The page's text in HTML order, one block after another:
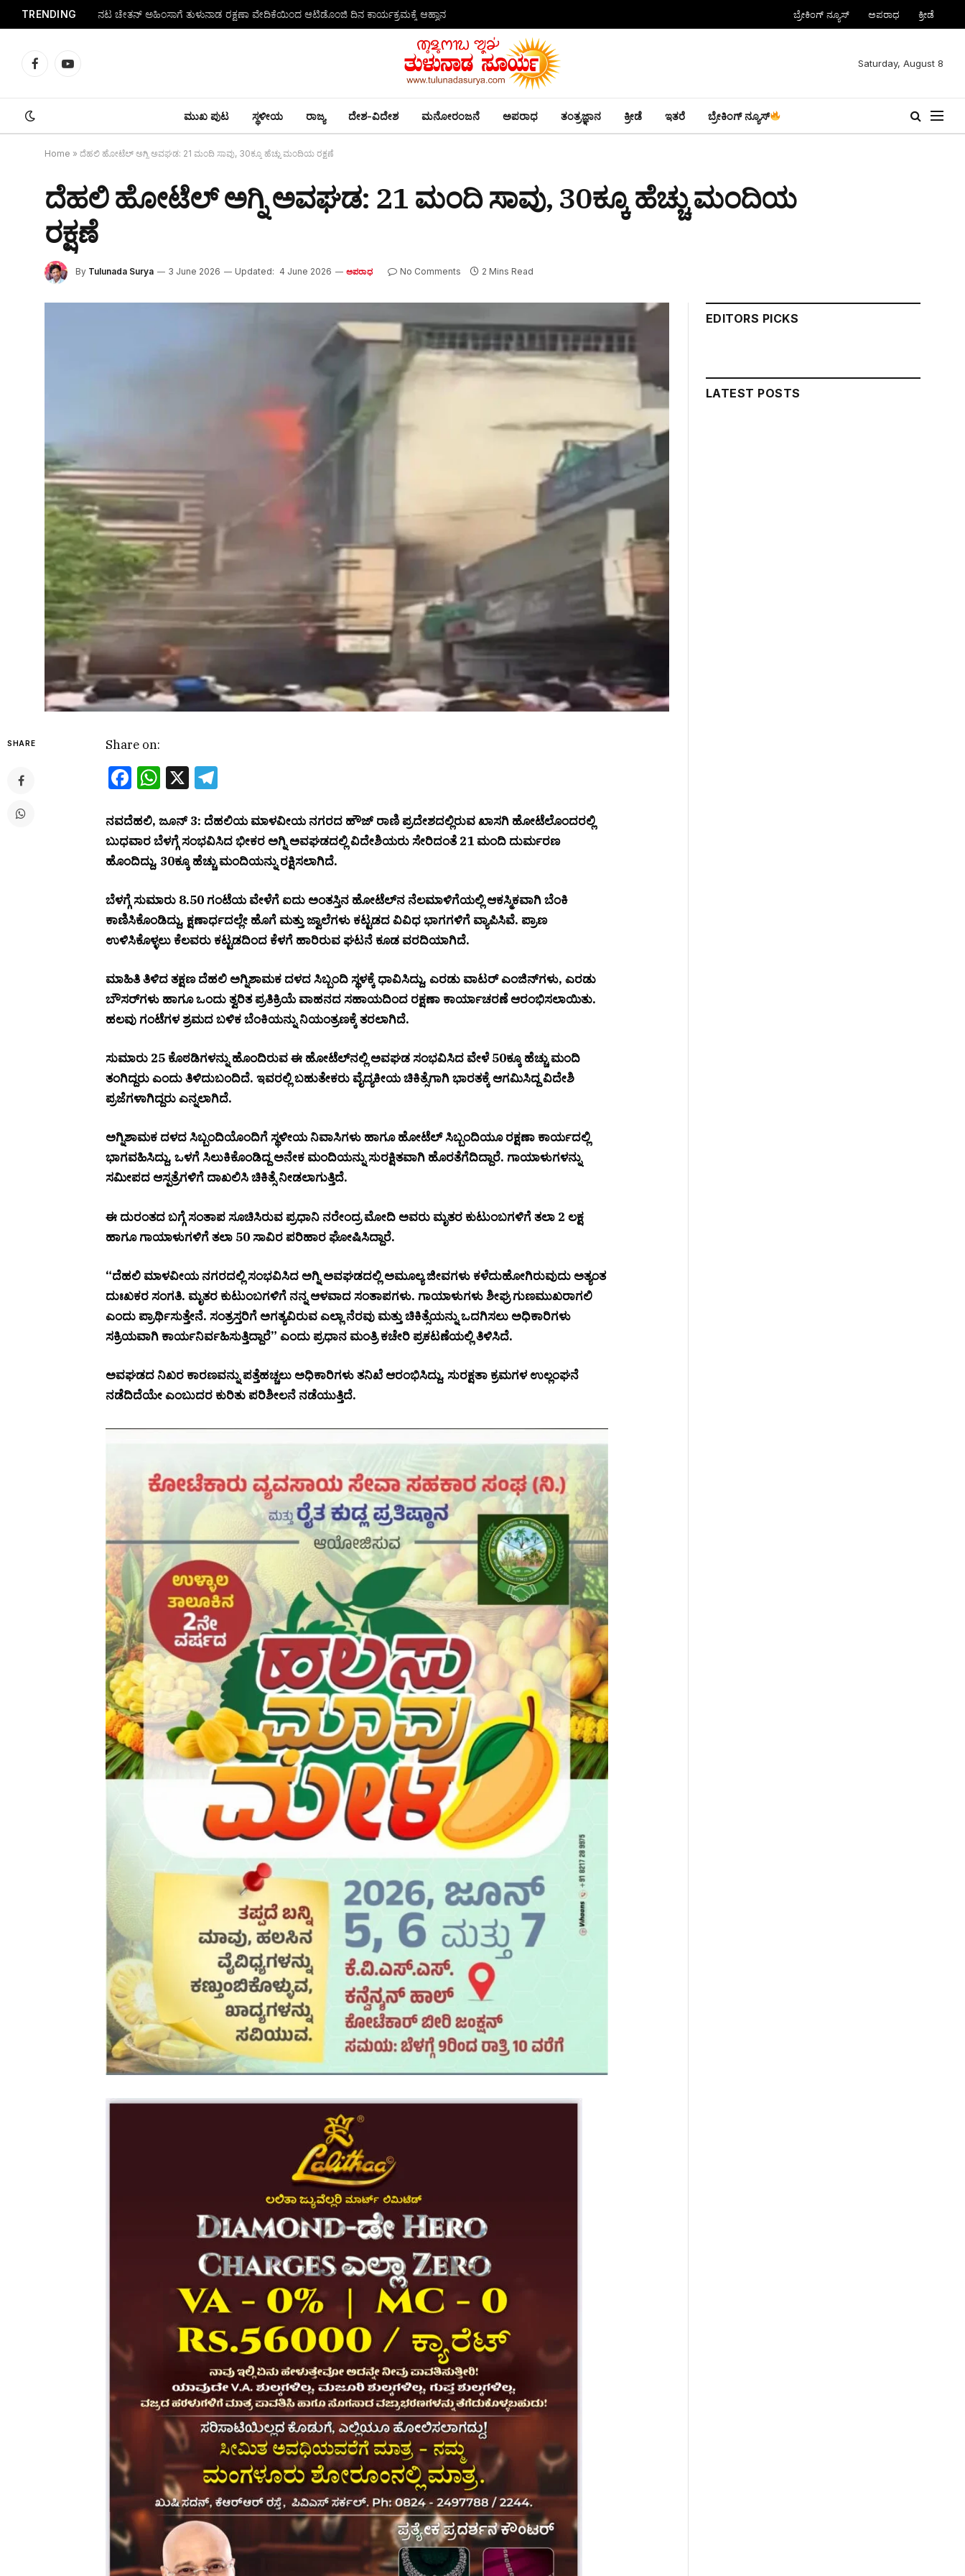
TRENDING ಕಾಪು: ಮುದರಂಗಡಿ ಗ್ರಾಮ ಪಂಚಾಯಿತಿ ಮಾಜಿ ಅಧ್ಯಕ್ಷ, ಡೇವಿಡ್ ಡಿಸೋಜಾ ಮೇಲೆ ಗುಂಡಿನ ದಾಳಿ -ಭೀಕರ ಹತ್ಯೆ! ಬ್ರೇಕಿಂಗ್ ನ್ಯೂಸ್ ಅಪರಾಧ ಕ್ರೀಡೆ
FacebookYouTube
Saturday, August 8
ಮುಖ ಪುಟ ಸ್ಥಳೀಯ ರಾಜ್ಯ ದೇಶ-ವಿದೇಶ ಮನೋರಂಜನೆ ಅಪರಾಧ ತಂತ್ರಜ್ಞಾನ ಕ್ರೀಡೆ ಇತರೆ ಬ್ರೇಕಿಂಗ್ ನ್ಯೂಸ್
Home » ದೆಹಲಿ ಹೋಟೆಲ್ ಅಗ್ನಿ ಅವಘಡ: 21 ಮಂದಿ ಸಾವು, 30ಕ್ಕೂ ಹೆಚ್ಚು ಮಂದಿಯ ರಕ್ಷಣೆ
ದೆಹಲಿ ಹೋಟೆಲ್ ಅಗ್ನಿ ಅವಘಡ: 21 ಮಂದಿ ಸಾವು, 30ಕ್ಕೂ ಹೆಚ್ಚು ಮಂದಿಯ
ರಕ್ಷಣೆ
By Tulunada Surya 3 June 2026 Updated: 4 June 2026 ಅಪರಾಧ No Comments 2 Mins Read
SHARE Share on:
Facebook
WhatsApp
X
ನವದೆಹಲಿ, ಜೂನ್ 3: ದೆಹಲಿಯ ಮಾಳವೀಯ ನಗರದ ಹೌಜ್ ರಾಣಿ ಪ್ರದೇಶದಲ್ಲಿರುವ ಖಾಸಗಿ ಹೋಟೆಲೊಂದರಲ್ಲಿ
ಬುಧವಾರ ಬೆಳಗ್ಗೆ ಸಂಭವಿಸಿದ ಭೀಕರ ಅಗ್ನಿ ಅವಘಡದಲ್ಲಿ ವಿದೇಶಿಯರು ಸೇರಿದಂತೆ 21 ಮಂದಿ ದುರ್ಮರಣ
ಹೊಂದಿದ್ದು, 30ಕ್ಕೂ ಹೆಚ್ಚು ಮಂದಿಯನ್ನು ರಕ್ಷಿಸಲಾಗಿದೆ.
ಬೆಳಗ್ಗೆ ಸುಮಾರು 8.50 ಗಂಟೆಯ ವೇಳೆಗೆ ಐದು ಅಂತಸ್ತಿನ ಹೋಟೆಲ್‌ನ ನೆಲಮಾಳಿಗೆಯಲ್ಲಿ ಆಕಸ್ಮಿಕವಾಗಿ ಬೆಂಕಿ
ಕಾಣಿಸಿಕೊಂಡಿದ್ದು, ಕ್ಷಣಾರ್ಧದಲ್ಲೇ ಹೊಗೆ ಮತ್ತು ಜ್ವಾಲೆಗಳು ಕಟ್ಟಡದ ವಿವಿಧ ಭಾಗಗಳಿಗೆ ವ್ಯಾಪಿಸಿವೆ. ಪ್ರಾಣ
ಉಳಿಸಿಕೊಳ್ಳಲು ಕೆಲವರು ಕಟ್ಟಡದಿಂದ ಕೆಳಗೆ ಹಾರಿರುವ ಘಟನೆ ಕೂಡ ವರದಿಯಾಗಿದೆ.
ಮಾಹಿತಿ ತಿಳಿದ ತಕ್ಷಣ ದೆಹಲಿ ಅಗ್ನಿಶಾಮಕ ದಳದ ಸಿಬ್ಬಂದಿ ಸ್ಥಳಕ್ಕೆ ಧಾವಿಸಿದ್ದು, ಎರಡು ವಾಟರ್ ಎಂಜಿನ್‌ಗಳು, ಎರಡು
ಬೌಸರ್‌ಗಳು ಹಾಗೂ ಒಂದು ತ್ವರಿತ ಪ್ರತಿಕ್ರಿಯೆ ವಾಹನದ ಸಹಾಯದಿಂದ ರಕ್ಷಣಾ ಕಾರ್ಯಾಚರಣೆ ಆರಂಭಿಸಲಾಯಿತು.
ಹಲವು ಗಂಟೆಗಳ ಶ್ರಮದ ಬಳಿಕ ಬೆಂಕಿಯನ್ನು ನಿಯಂತ್ರಣಕ್ಕೆ ತರಲಾಗಿದೆ.
ಸುಮಾರು 25 ಕೊಠಡಿಗಳನ್ನು ಹೊಂದಿರುವ ಈ ಹೋಟೆಲ್‌ನಲ್ಲಿ ಅವಘಡ ಸಂಭವಿಸಿದ ವೇಳೆ 50ಕ್ಕೂ ಹೆಚ್ಚು ಮಂದಿ
ತಂಗಿದ್ದರು ಎಂದು ತಿಳಿದುಬಂದಿದೆ. ಇವರಲ್ಲಿ ಬಹುತೇಕರು ವೈದ್ಯಕೀಯ ಚಿಕಿತ್ಸೆಗಾಗಿ ಭಾರತಕ್ಕೆ ಆಗಮಿಸಿದ್ದ ವಿದೇಶಿ
ಪ್ರಜೆಗಳಾಗಿದ್ದರು ಎನ್ನಲಾಗಿದೆ.
ಅಗ್ನಿಶಾಮಕ ದಳದ ಸಿಬ್ಬಂದಿಯೊಂದಿಗೆ ಸ್ಥಳೀಯ ನಿವಾಸಿಗಳು ಹಾಗೂ ಹೋಟೆಲ್ ಸಿಬ್ಬಂದಿಯೂ ರಕ್ಷಣಾ ಕಾರ್ಯದಲ್ಲಿ
ಭಾಗವಹಿಸಿದ್ದು, ಒಳಗೆ ಸಿಲುಕಿಕೊಂಡಿದ್ದ ಅನೇಕ ಮಂದಿಯನ್ನು ಸುರಕ್ಷಿತವಾಗಿ ಹೊರತೆಗೆದಿದ್ದಾರೆ. ಗಾಯಾಳುಗಳನ್ನು
ಸಮೀಪದ ಆಸ್ಪತ್ರೆಗಳಿಗೆ ದಾಖಲಿಸಿ ಚಿಕಿತ್ಸೆ ನೀಡಲಾಗುತ್ತಿದೆ.
ಈ ದುರಂತದ ಬಗ್ಗೆ ಸಂತಾಪ ಸೂಚಿಸಿರುವ ಪ್ರಧಾನಿ ನರೇಂದ್ರ ಮೋದಿ ಅವರು ಮೃತರ ಕುಟುಂಬಗಳಿಗೆ ತಲಾ ₹2 ಲಕ್ಷ
ಹಾಗೂ ಗಾಯಾಳುಗಳಿಗೆ ತಲಾ ₹50 ಸಾವಿರ ಪರಿಹಾರ ಘೋಷಿಸಿದ್ದಾರೆ.
“ದೆಹಲಿ ಮಾಳವೀಯ ನಗರದಲ್ಲಿ ಸಂಭವಿಸಿದ ಅಗ್ನಿ ಅವಘಡದಲ್ಲಿ ಅಮೂಲ್ಯ ಜೀವಗಳು ಕಳೆದುಹೋಗಿರುವುದು ಅತ್ಯಂತ
ದುಃಖಕರ ಸಂಗತಿ. ಮೃತರ ಕುಟುಂಬಗಳಿಗೆ ನನ್ನ ಆಳವಾದ ಸಂತಾಪಗಳು. ಗಾಯಾಳುಗಳು ಶೀಘ್ರ ಗುಣಮುಖರಾಗಲಿ
ಎಂದು ಪ್ರಾರ್ಥಿಸುತ್ತೇನೆ. ಸಂತ್ರಸ್ತರಿಗೆ ಅಗತ್ಯವಿರುವ ಎಲ್ಲಾ ನೆರವು ಮತ್ತು ಚಿಕಿತ್ಸೆಯನ್ನು ಒದಗಿಸಲು ಅಧಿಕಾರಿಗಳು
ಸಕ್ರಿಯವಾಗಿ ಕಾರ್ಯನಿರ್ವಹಿಸುತ್ತಿದ್ದಾರೆ” ಎಂದು ಪ್ರಧಾನ ಮಂತ್ರಿ ಕಚೇರಿ ಪ್ರಕಟಣೆಯಲ್ಲಿ ತಿಳಿಸಿದೆ.
ಅವಘಡದ ನಿಖರ ಕಾರಣವನ್ನು ಪತ್ತೆಹಚ್ಚಲು ಅಧಿಕಾರಿಗಳು ತನಿಖೆ ಆರಂಭಿಸಿದ್ದು, ಸುರಕ್ಷತಾ ಕ್ರಮಗಳ ಉಲ್ಲಂಘನೆ
ನಡೆದಿದೆಯೇ ಎಂಬುದರ ಕುರಿತು ಪರಿಶೀಲನೆ ನಡೆಯುತ್ತಿದೆ.
EDITORS PICKS
LATEST POSTS